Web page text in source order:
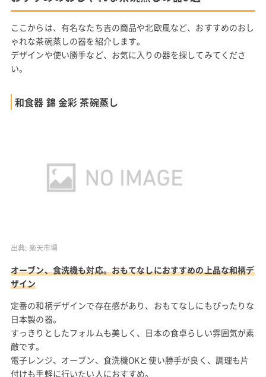
ここからは、有名なたち吉の商品や北欧風など、おすすめのおし
ゃれな茶碗蒸しの器を紹介します。
デザインや使い勝手など、お気に入りの器を探してみてくださ
い。
和食器 錦 金彩 茶碗蒸し
出典: 楽天市場
オーブン、食洗機も対応。おもてなしにおすすめの上品な和柄デ
ザイン
定番の和柄デザインで存在感があり、おもてなしにもぴったりな
日本製の器。
すっきりとしたフォルムも美しく、日本の食卓らしい雰囲気が素
敵です。
電子レンジ、オーブン、食洗機OKと使い勝手が良く、調理も片
付けも手軽に行いたい人におすすめ。